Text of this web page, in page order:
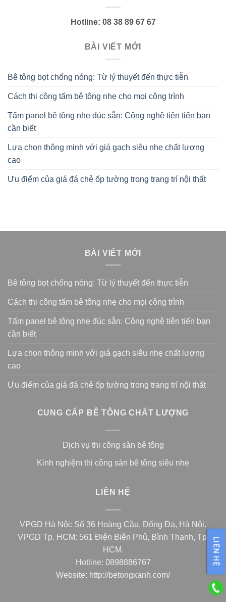
Hotline: 08 38 89 67 67
BÀI VIẾT MỚI
Bê tông bọt chống nóng: Từ lý thuyết đến thực tiễn
Cách thi công tấm bê tông nhẹ cho mọi công trình
Tấm panel bê tông nhẹ đúc sẵn: Công nghệ tiên tiến bạn
cần biết
Lựa chọn thông minh với giá gạch siêu nhẹ chất lượng
cao
Ưu điểm của giá đá chẻ ốp tường trong trang trí nội thất
LIÊN HỆ
BÀI VIẾT MỚI
Bê tông bọt chống nóng: Từ lý thuyết đến thực tiễn
Cách thi công tấm bê tông nhẹ cho mọi công trình
Tấm panel bê tông nhẹ đúc sẵn: Công nghệ tiên tiến bạn
cần biết
Lựa chọn thông minh với giá gạch siêu nhẹ chất lượng
cao
Ưu điểm của giá đá chẻ ốp tường trong trang trí nội thất
CUNG CẤP BÊ TÔNG CHẤT LƯỢNG
Dịch vụ thi công sàn bê tông
Kinh nghiệm thi công sàn bê tông siêu nhẹ
LIÊN HỆ
VPGD Hà Nội: Số 36 Hoàng Cầu, Đống Đa, Hà Nội.
VPGD Tp. HCM: 561 Điện Biên Phủ, Bình Thạnh, Tp.
HCM.
Hotline: 0898886767
Website: http://betongxanh.com/